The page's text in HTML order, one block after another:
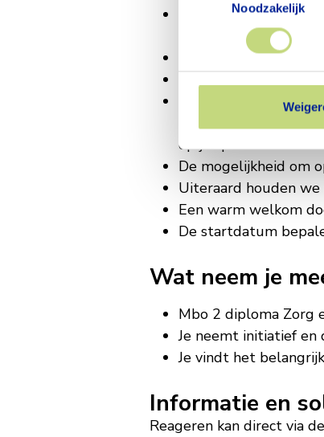
Noodzakelijk
o.b.v. 36-urige
8% vakantiegeld,
Deelname aan het
tegemoetkoming
op je
De mogelijkheid om
Uiteraard houden
Een warm welkom
De startdatum
Wat neem je
Mbo 2 diploma Zorg
Je neemt initiatief en
Je vindt het
Informatie en
Reageren kan direct via